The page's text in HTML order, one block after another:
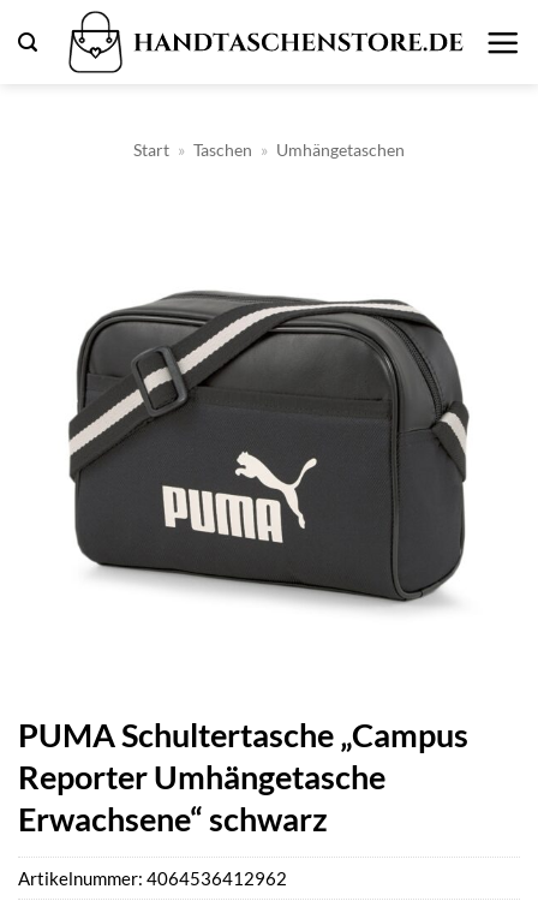
Inhalt
Start » Taschen » Umhängetaschen
PUMA Schultertasche „Campus
Reporter Umhängetasche
Erwachsene“ schwarz
Artikelnummer: 4064536412962